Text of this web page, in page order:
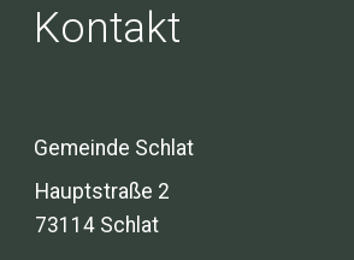
Kontakt
Gemeinde Schlat
Hauptstraße 2
73114 Schlat